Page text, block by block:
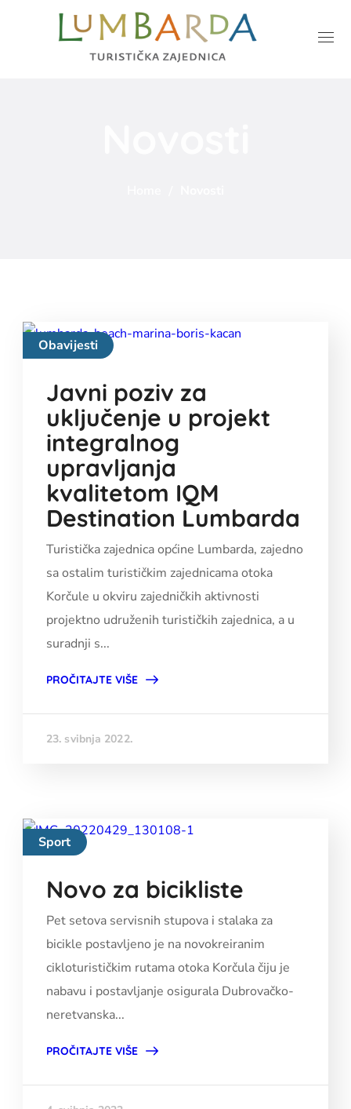
Obavijesti
Javni poziv za
uključenje u projekt
integralnog
upravljanja
kvalitetom IQM
Destination Lumbarda
Turistička zajednica općine Lumbarda, zajedno
sa ostalim turističkim zajednicama otoka
Korčule u okviru zajedničkih aktivnosti
projektno udruženih turističkih zajednica, a u
suradnji s...
PROČITAJTE VIŠE
23. svibnja 2022.
Sport
Novo za bicikliste
Pet setova servisnih stupova i stalaka za
bicikle postavljeno je na novokreiranim
cikloturističkim rutama otoka Korčula čiju je
nabavu i postavljanje osigurala Dubrovačko-
neretvanska...
PROČITAJTE VIŠE